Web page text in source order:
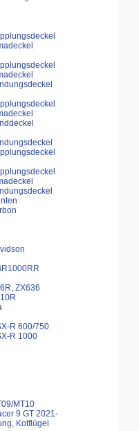
ZX636
R 600/750
R 1000
MT10
9 GT 2021-
Kotflügel